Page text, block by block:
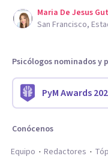
Maria De Jesus
San Francisco,
Psicólogos nominados y
PyM Awards
Conócenos
Equipo
Redactores